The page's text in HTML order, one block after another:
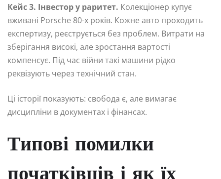
Кейс 3. Інвестор у раритет. Колекціонер купує
вживані Porsche 80-х років. Кожне авто проходить
експертизу, реєструється без проблем. Витрати на
зберігання високі, але зростання вартості
компенсує. Під час війни такі машини рідко
реквізують через технічний стан.
Ці історії показують: свобода є, але вимагає
дисципліни в документах і фінансах.
Типові помилки